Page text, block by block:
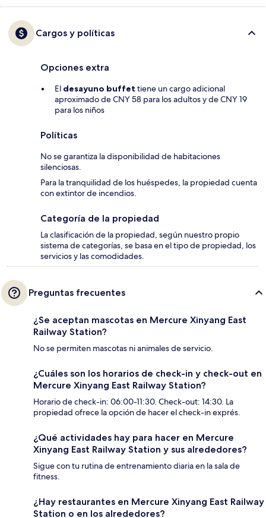
Cargos y políticas
Opciones extra
El desayuno buffet tiene un cargo adicional
aproximado de CNY 58 para los adultos y de CNY 19
para los niños
Políticas
No se garantiza la disponibilidad de habitaciones
silenciosas.
Para la tranquilidad de los huéspedes, la propiedad cuenta
con extintor de incendios.
Categoría de la propiedad
La clasificación de la propiedad, según nuestro propio
sistema de categorías, se basa en el tipo de propiedad, los
servicios y las comodidades.
Preguntas frecuentes
¿Se aceptan mascotas en Mercure Xinyang East
Railway Station?
No se permiten mascotas ni animales de servicio.
¿Cuáles son los horarios de check-in y check-out en
Mercure Xinyang East Railway Station?
Horario de check-in: 06:00-11:30. Check-out: 14:30. La
propiedad ofrece la opción de hacer el check-in exprés.
¿Qué actividades hay para hacer en Mercure
Xinyang East Railway Station y sus alrededores?
Sigue con tu rutina de entrenamiento diaria en la sala de
fitness.
¿Hay restaurantes en Mercure Xinyang East Railway
Station o en los alrededores?